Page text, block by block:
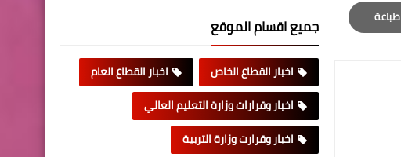
طباعة
Print جميع اقسام الموقع
اخبار القطاع الخاص
اخبار القطاع العام
اخبار وقرارات وزارة التعليم العالي
اخبار وقرارت وزارة التربية